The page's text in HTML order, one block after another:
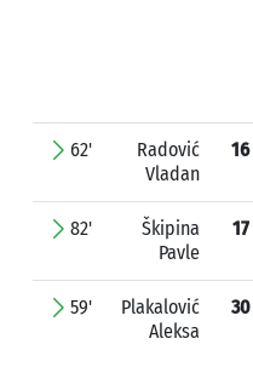
62'
Radović
Vladan
16
82'
Škipina
Pavle
17
59'
Plakalović
Aleksa
30